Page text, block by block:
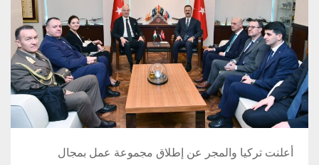
أعلنت تركيا والمجر عن إطلاق مجموعة عمل بمجال